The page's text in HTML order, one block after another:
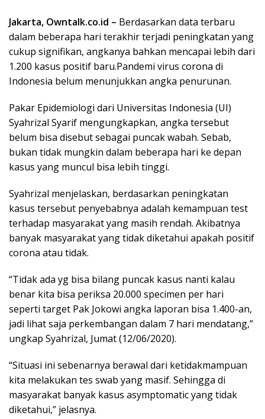
Jakarta, Owntalk.co.id – Berdasarkan data terbaru
dalam beberapa hari terakhir terjadi peningkatan yang
cukup signifikan, angkanya bahkan mencapai lebih dari
1.200 kasus positif baru.Pandemi virus corona di
Indonesia belum menunjukkan angka penurunan.
Pakar Epidemiologi dari Universitas Indonesia (UI)
Syahrizal Syarif mengungkapkan, angka tersebut
belum bisa disebut sebagai puncak wabah. Sebab,
bukan tidak mungkin dalam beberapa hari ke depan
kasus yang muncul bisa lebih tinggi.
Syahrizal menjelaskan, berdasarkan peningkatan
kasus tersebut penyebabnya adalah kemampuan test
terhadap masyarakat yang masih rendah. Akibatnya
banyak masyarakat yang tidak diketahui apakah positif
corona atau tidak.
“Tidak ada yg bisa bilang puncak kasus nanti kalau
benar kita bisa periksa 20.000 specimen per hari
seperti target Pak Jokowi angka laporan bisa 1.400-an,
jadi lihat saja perkembangan dalam 7 hari mendatang,”
ungkap Syahrizal, Jumat (12/06/2020).
“Situasi ini sebenarnya berawal dari ketidakmampuan
kita melakukan tes swab yang masif. Sehingga di
masyarakat banyak kasus asymptomatic yang tidak
diketahui,” jelasnya.